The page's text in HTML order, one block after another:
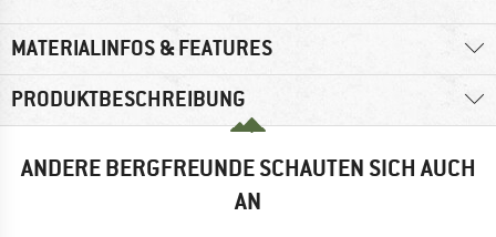
MATERIALINFOS & FEATURES
PRODUKTBESCHREIBUNG
ANDERE BERGFREUNDE SCHAUTEN SICH AUCH
AN